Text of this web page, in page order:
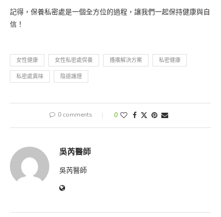
記得，保養私密處是一個全方位的過程，讓我們一起保持健康與自
信！
女性健康 女性私密處保養 搔癢解決方案 私密健康
私密處異味 陰道護理
0 comments 0
吳芮醫師
吳芮醫師